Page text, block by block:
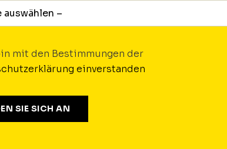
mit den Bestimmungen der
einverstanden